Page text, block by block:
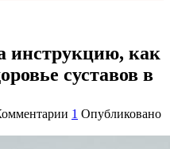
инструкцию, как
суставов в
1 Опубликовано